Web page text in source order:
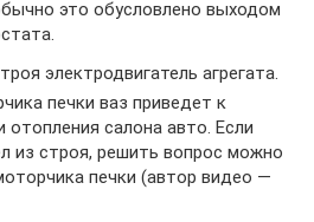
это обусловлено выходом
электродвигатель агрегата.
печки ваз приведет к
салона авто. Если
из строя, решить вопрос можно
печки (автор видео —